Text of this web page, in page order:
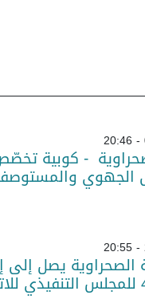
- كوبية
الصحراوية يصل